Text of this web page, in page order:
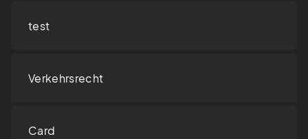
test
Verkehrsrecht
Card